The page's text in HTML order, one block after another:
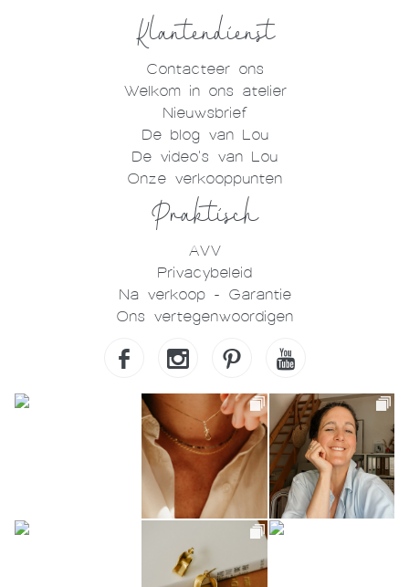
Klantendienst
Contacteer ons
Welkom in ons atelier
Nieuwsbrief
De blog van Lou
De video's van Lou
Onze verkooppunten
Praktisch
AVV
Privacybeleid
Na verkoop - Garantie
Ons vertegenwoordigen